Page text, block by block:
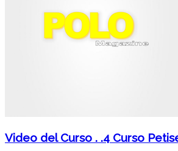
Video del Curso . .4 Curso